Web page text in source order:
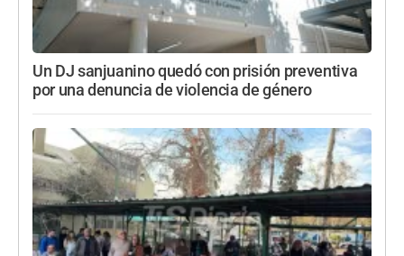
Un DJ sanjuanino quedó con prisión preventiva
por una denuncia de violencia de género